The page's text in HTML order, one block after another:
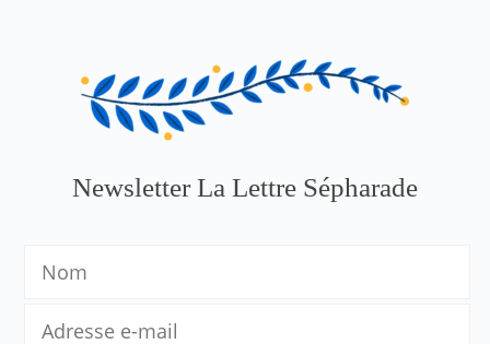
Newsletter La Lettre Sépharade